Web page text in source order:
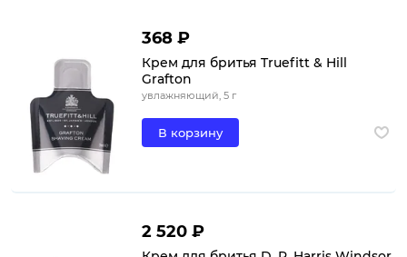
368 ₽
Крем для бритья Truefitt & Hill
Grafton
увлажняющий, 5 г
В корзину
2 520 ₽